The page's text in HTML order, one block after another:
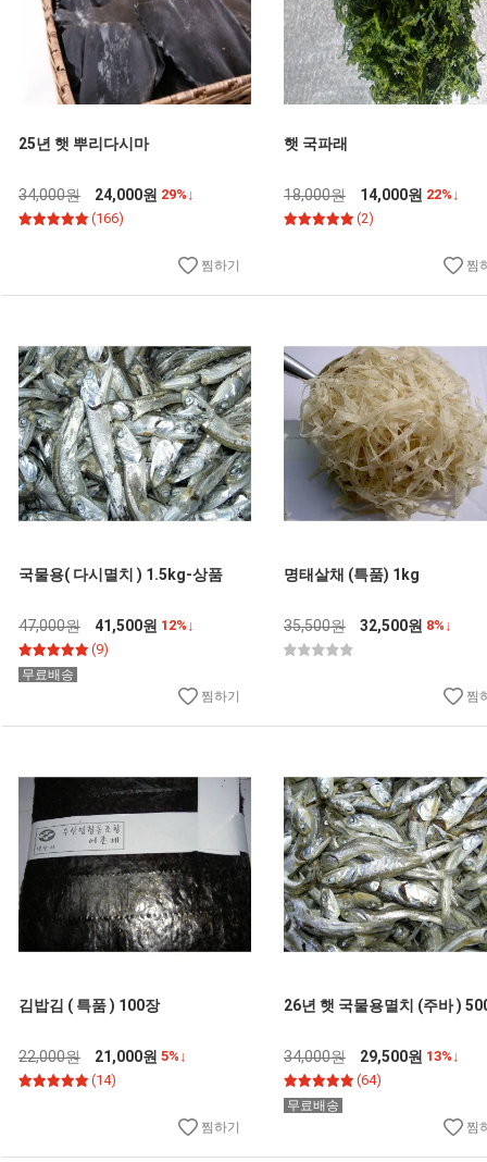
25년 햇 뿌리다시마
34,000원 24,000원 29%↓
(166)
찜하기
햇 국파래
18,000원 14,000원 22%↓
(2)
찜
국물용( 다시멸치 ) 1.5kg-상품
47,000원 41,500원 12%↓
(9)
무료배송
찜하기
명태살채 (특품) 1kg
35,500원 32,500원 8%↓
찜
김밥김 ( 특품 ) 100장
22,000원 21,000원 5%↓
(14)
찜하기
26년 햇 국물용멸치 (주바 )
34,000원 29,500원 13%↓
(64)
무료배송
찜